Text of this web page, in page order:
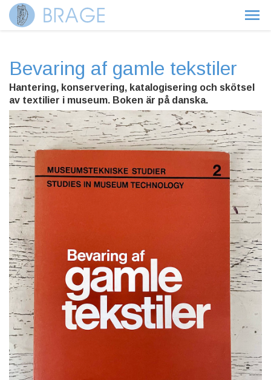
Bevaring af gamle tekstiler
Hantering, konservering, katalogisering och skötsel
av textilier i museum. Boken är på danska.